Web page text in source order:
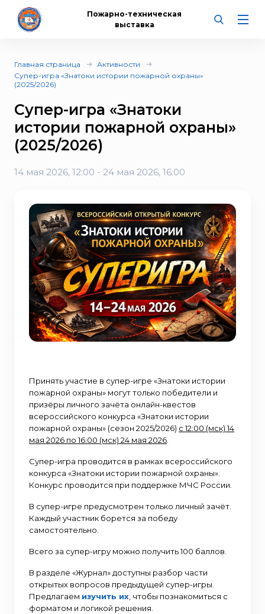
Пожарно-техническая
выставка
Главная страница
Активности
Супер-игра «Знатоки истории пожарной охраны»
(2025/2026)
Супер-игра «Знатоки
истории пожарной охраны»
(2025/2026)
14 мая 2026, 12:00 - 24 мая 2026, 16:00
Принять участие в супер-игре «Знатоки истории
пожарной охраны» могут только победители и
призёры личного зачёта онлайн-квестов
всероссийского конкурса «Знатоки истории
пожарной охраны» (сезон 2025/2026) с 12:00 (мск) 14
мая 2026 по 16:00 (мск) 24 мая 2026.
Супер-игра проводится в рамках всероссийского
конкурса «Знатоки истории пожарной охраны».
Конкурс проводится при поддержке МЧС России.
В супер-игре предусмотрен только личный зачёт.
Каждый участник борется за победу
самостоятельно.
Всего за супер-игру можно получить 100 баллов.
В разделе «Журнал» доступны разбор части
открытых вопросов предыдущей супер-игры.
Предлагаем изучить их, чтобы познакомиться с
форматом и логикой решения.